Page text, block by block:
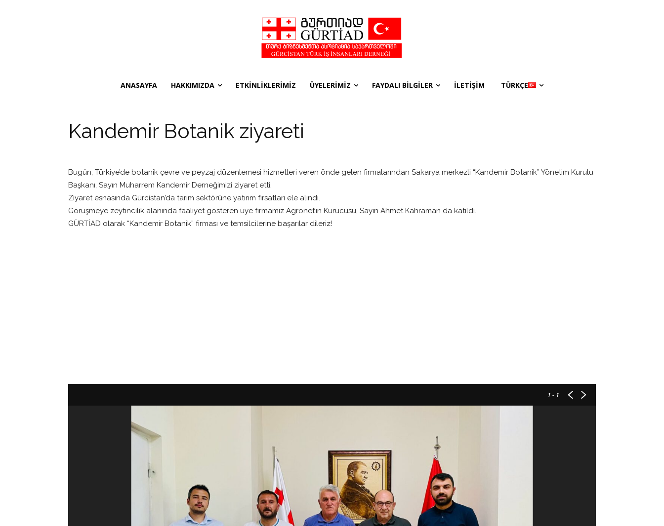
ANASAYFA HAKKIMIZDA ETKİNLİKLERİMİZ ÜYELERİMİZ FAYDALI BİLGİLER İLETİŞİM TÜRKÇE
Kandemir Botanik ziyareti
Bugün, Türkiye’de botanik çevre ve peyzaj düzenlemesi hizmetleri veren önde gelen firmalarından Sakarya merkezli “Kandemir Botanik” Yönetim Kurulu
Başkanı, Sayın Muharrem Kandemir Derneğimizi ziyaret etti.
Ziyaret esnasında Gürcistan’da tarım sektörüne yatırım fırsatları ele alındı.
Görüşmeye zeytincilik alanında faaliyet gösteren üye firmamız Agronet’in Kurucusu, Sayın Ahmet Kahraman da katıldı.
GÜRTİAD olarak “Kandemir Botanik” firması ve temsilcilerine başarılar dileriz!
1 - 1